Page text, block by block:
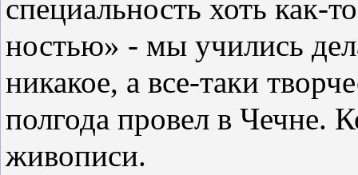
специальность хоть как-
ностью» - мы учились
ни­какое, а все-таки
полгода провел в Чечне.
живописи.